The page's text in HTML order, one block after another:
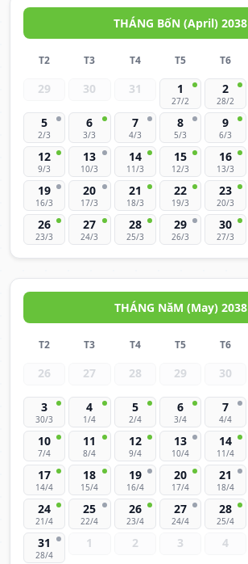
THÁNG BốN (April) 2038
T2 T3 T4 T5 T6
29 30 31 1
27/2
2
28/2
5
2/3
6
3/3
7
4/3
8
5/3
9
6/3
12
9/3
13
10/3
14
11/3
15
12/3
16
13/3
19
16/3
20
17/3
21
18/3
22
19/3
23
20/3
26
23/3
27
24/3
28
25/3
29
26/3
30
27/3
THÁNG NăM (May) 2038
T2 T3 T4 T5 T6
26 27 28 29 30
3
30/3
4
1/4
5
2/4
6
3/4
7
4/4
10
7/4
11
8/4
12
9/4
13
10/4
14
11/4
17
14/4
18
15/4
19
16/4
20
17/4
21
18/4
24
21/4
25
22/4
26
23/4
27
24/4
28
25/4
31
28/4
1 2 3 4